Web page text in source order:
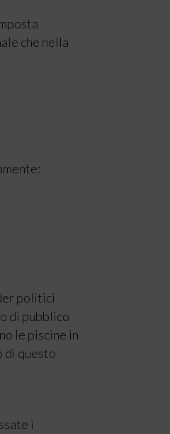
che nella
politici
di pubblico
le piscine in
di questo
i